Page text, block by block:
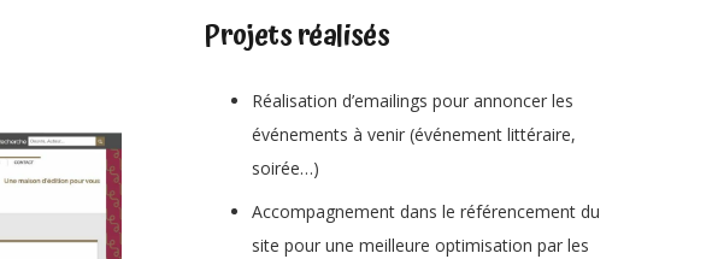
Projets réalisés
Réalisation d’emailings pour annoncer les
événements à venir (événement littéraire,
soirée…)
Accompagnement dans le référencement du
site pour une meilleure optimisation par les